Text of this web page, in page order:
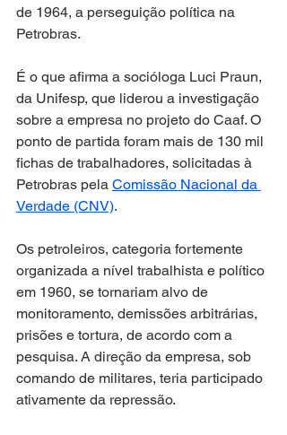
de 1964, a perseguição política na
Petrobras.
É o que afirma a socióloga Luci Praun,
da Unifesp, que liderou a investigação
sobre a empresa no projeto do Caaf. O
ponto de partida foram mais de 130 mil
fichas de trabalhadores, solicitadas à
Petrobras pela Comissão Nacional da
Verdade (CNV).
Os petroleiros, categoria fortemente
organizada a nível trabalhista e político
em 1960, se tornariam alvo de
monitoramento, demissões arbitrárias,
prisões e tortura, de acordo com a
pesquisa. A direção da empresa, sob
comando de militares, teria participado
ativamente da repressão.